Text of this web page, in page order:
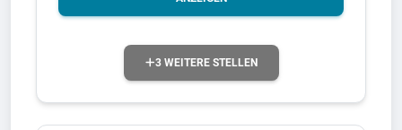
3 WEITERE STELLEN